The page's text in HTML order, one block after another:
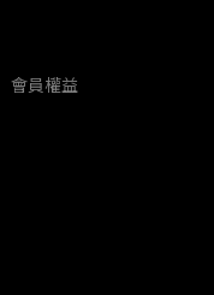
會員權益